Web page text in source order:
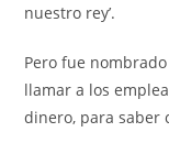
nuestro rey’.
Pero fue
llamar a los
dinero, para saber